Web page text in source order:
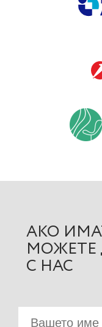
АКО
МОЖЕТЕ
С НАС